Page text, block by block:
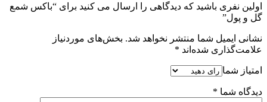
اولین نفری باشید که دیدگاهی را ارسال می کنید برای “باکس شمع
گل و پول”
نشانی ایمیل شما منتشر نخواهد شد. بخش‌های موردنیاز
علامت‌گذاری شده‌اند *
امتیاز شما
دیدگاه شما *